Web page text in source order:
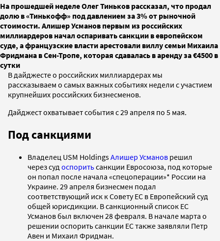
На прошедшей неделе Олег Тиньков рассказал, что продал
долю в «Тинькофф» под давлением за 3% от рыночной
стоимости. Алишер Усманов первым из российских
миллиардеров начал оспаривать санкции в европейском
суде, а французские власти арестовали виллу семьи Михаила
Фридмана в Сен-Тропе, которая сдавалась в аренду за €4500 в
сутки
В дайджесте о российских миллиардерах мы
рассказываем о самых важных событиях недели с участием
крупнейших российских бизнесменов.
Дайджест охватывает события с 29 апреля по 5 мая.
Под санкциями
Владелец USM HoldingsАлишер Усманов решил
через суд оспоритьсанкции Евросоюза, под которые
он попал после начала «спецоперации»* России на
Украине. 29 апреля бизнесмен подал
соответствующий иск к Совету ЕС в Европейский суд
общей юрисдикции. В санкционный список ЕС
Усманов был включен 28 февраля. В начале марта о
решении оспорить санкции ЕС также заявляли Петр
Авен и Михаил Фридман.